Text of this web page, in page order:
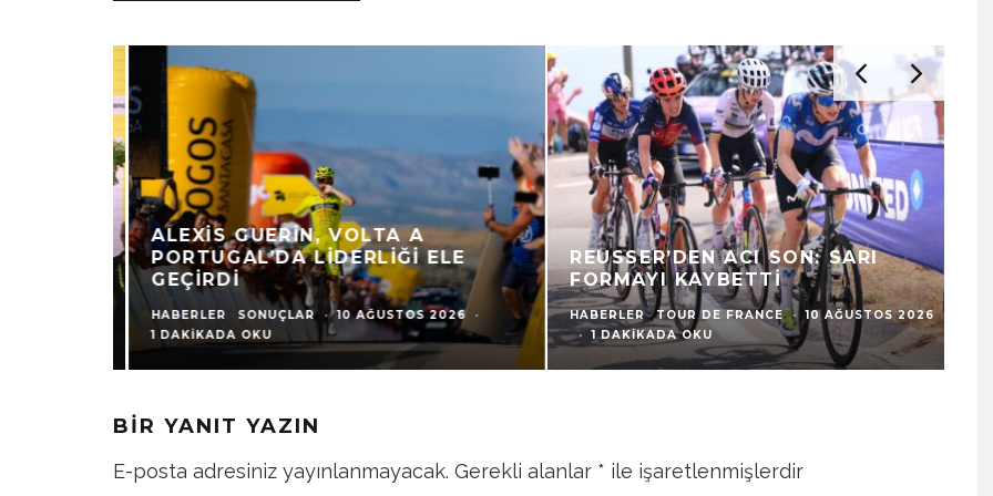
ALEXIS GUERIN, VOLTA A
PORTUGAL’DA LIDERLIĞI ELE
GEÇIRDI
HABERLER SONUÇLAR · 10 AĞUSTOS 2026
·
1 DAKIKADA OKU
REUSSER’DEN ACI SON: SARI
FORMAYI KAYBETTI
HABERLER TOUR DE FRANCE ·
10 AĞUSTOS 2026
·
1 DAKIKADA OKU
BIR YANIT YAZIN
E-posta adresiniz yayınlanmayacak. Gerekli alanlar * ile işaretlenmişlerdir